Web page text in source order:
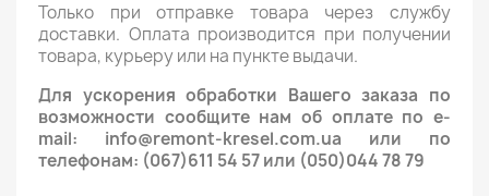
Только при отправке товара через службу
доставки. Оплата производится при получении
товара, курьеру или на пункте выдачи.
Для ускорения обработки Вашего заказа по
возможности сообщите нам об оплате по e-
mail: info@remont-kresel.com.ua или по
телефонам: (067)611 54 57 или (050)044 78 79